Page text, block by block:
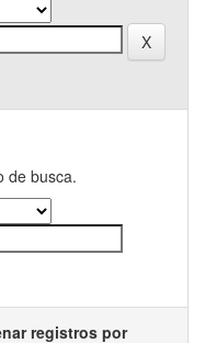
de busca.
registros por